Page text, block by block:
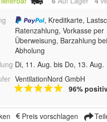
, Kreditkarte,
Ratenzahlung, Vorkasse per
Überweisung, Barzahlung bei
Abholung
Di, 11. Aug. bis Do, 13. Aug.
VentilationNord GmbH
96%
Preis vorschlagen